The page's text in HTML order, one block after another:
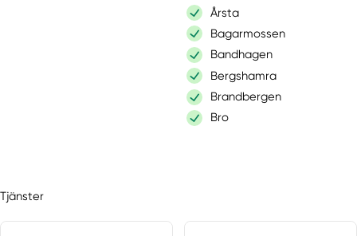
Årsta
Bagarmossen
Bandhagen
Bergshamra
Brandbergen
Bro
Djursholm
Tjänster